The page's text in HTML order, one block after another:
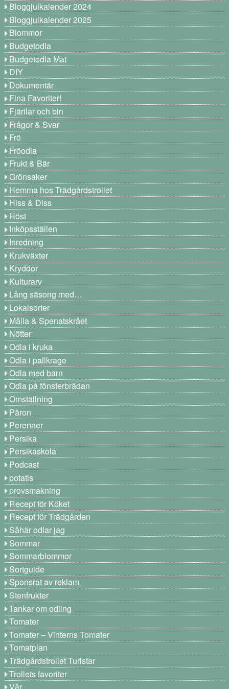
Bloggjulkalender 2024
Bloggjulkalender 2025
Blommor
Budgetodla
Budgetodla Mat
DIY
Dokumentär
Fina Favoriter!
Fjärilar och bin
Frågor & Svar
Frö
Fröodla
Frukt & Bär
Grönsaker
Hemma hos Trädgårdstrollet
Hiss & Diss
Höst
Inköpsställen
Inredning
Krukväxter
Kryddor
Kulturarv
Lång säsong med…
Lokalsorter
Målla & Spenatskrået
Nötter
Odla i kruka
Odla i pallkrage
Odla med barn
Odla på fönsterbrädan
Omställning
Päron
Perenner
Persika
Persikaskola
Podcast
potatis
provsmakning
Recept för Köket
Recept för Trädgården
Såhär odlar jag
Sommar
Sommarblommor
Sortguide
Sponsrat av reklam
Stenfrukter
Tankar om odling
Tomater
Tomater – Vinterns Tomater
Tomatplan
Trädgårdstrollet Turistar
Trollets favoriter